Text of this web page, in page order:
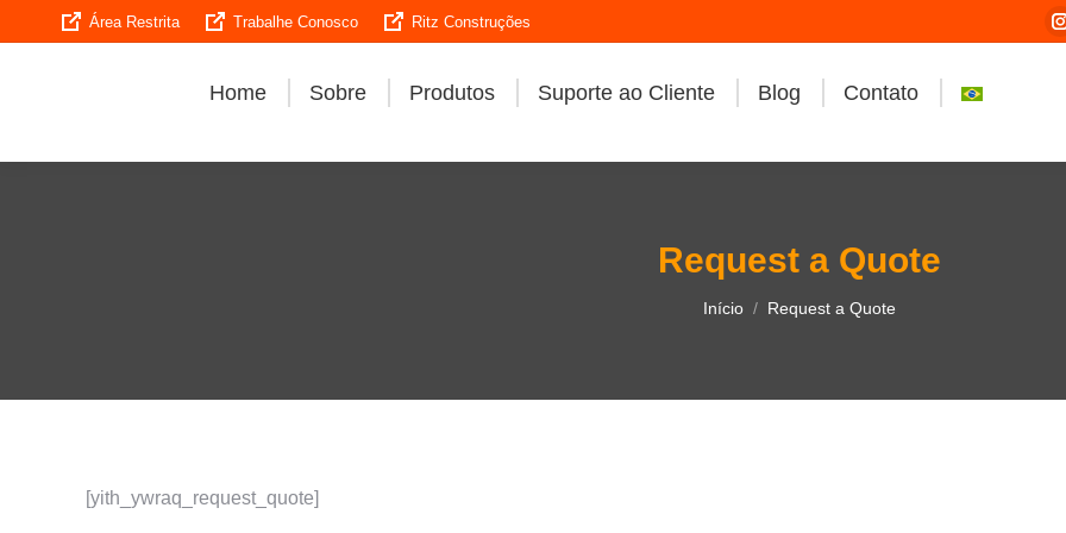
Área Restrita Trabalhe Conosco Ritz Construções
Home Sobre Produtos Suporte ao Cliente Blog Contato
Request a Quote
Início Request a Quote
[yith_ywraq_request_quote]